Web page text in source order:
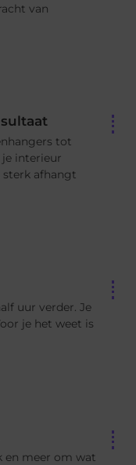
van
tot
je interieur
sterk afhangt
uur verder. Je
je het weet is
en meer om wat